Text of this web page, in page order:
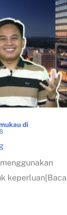
(PDF)
di
keperluan[Baca